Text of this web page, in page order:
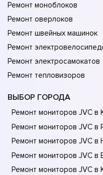
Ремонт моноблоков
Ремонт оверлоков
Ремонт швейных машинок
Ремонт
Ремонт электросамокатов
Ремонт тепловизоров
ВЫБОР ГОРОДА
Ремонт мониторов JVC в
Ремонт мониторов JVC в
Ремонт мониторов JVC
Ремонт мониторов JVC в
Ремонт мониторов JVC в